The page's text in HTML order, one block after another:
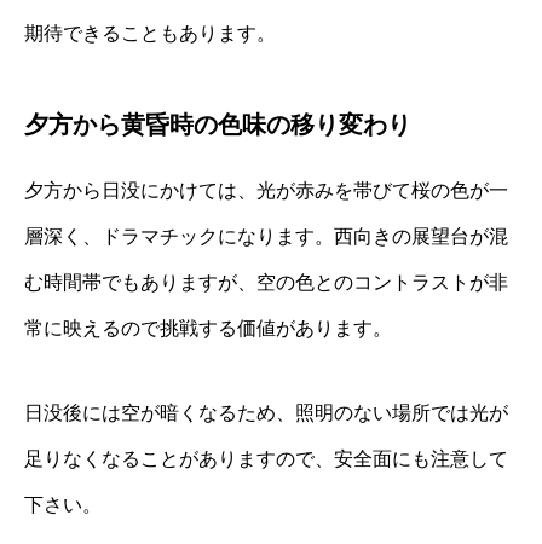
期待できることもあります。
夕方から黄昏時の色味の移り変わり
夕方から日没にかけては、光が赤みを帯びて桜の色が一
層深く、ドラマチックになります。西向きの展望台が混
む時間帯でもありますが、空の色とのコントラストが非
常に映えるので挑戦する価値があります。
日没後には空が暗くなるため、照明のない場所では光が
足りなくなることがありますので、安全面にも注意して
下さい。